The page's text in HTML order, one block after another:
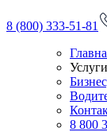
8 (800) 333-51-81
Услуги
8 800